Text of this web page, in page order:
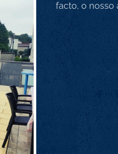
facto, o nosso